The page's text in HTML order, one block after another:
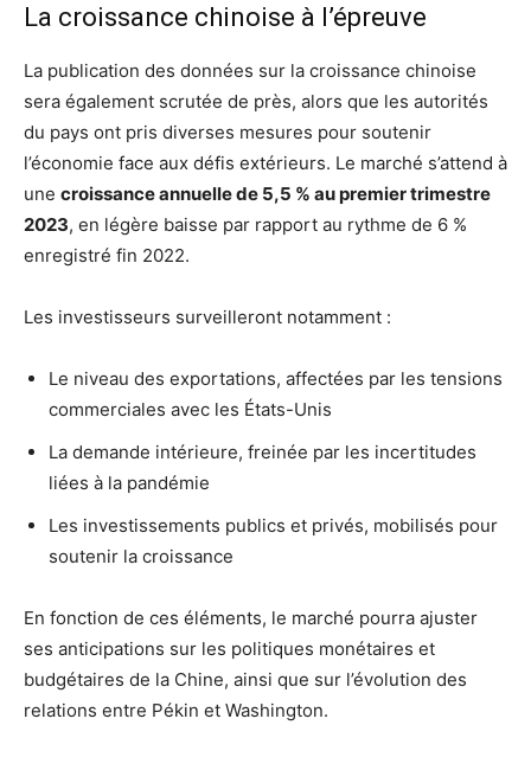
La croissance chinoise à l’épreuve
La publication des données sur la croissance chinoise
sera également scrutée de près, alors que les autorités
du pays ont pris diverses mesures pour soutenir
l’économie face aux défis extérieurs. Le marché s’attend à
une croissance annuelle de 5,5 % au premier trimestre
2023, en légère baisse par rapport au rythme de 6 %
enregistré fin 2022.
Les investisseurs surveilleront notamment :
Le niveau des exportations, affectées par les tensions
commerciales avec les États-Unis
La demande intérieure, freinée par les incertitudes
liées à la pandémie
Les investissements publics et privés, mobilisés pour
soutenir la croissance
En fonction de ces éléments, le marché pourra ajuster
ses anticipations sur les politiques monétaires et
budgétaires de la Chine, ainsi que sur l’évolution des
relations entre Pékin et Washington.